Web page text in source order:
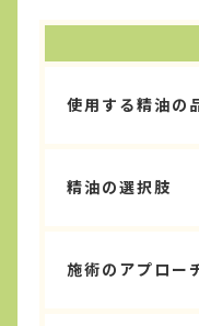
使用する精油の
精油の選択肢
施術のアプロー